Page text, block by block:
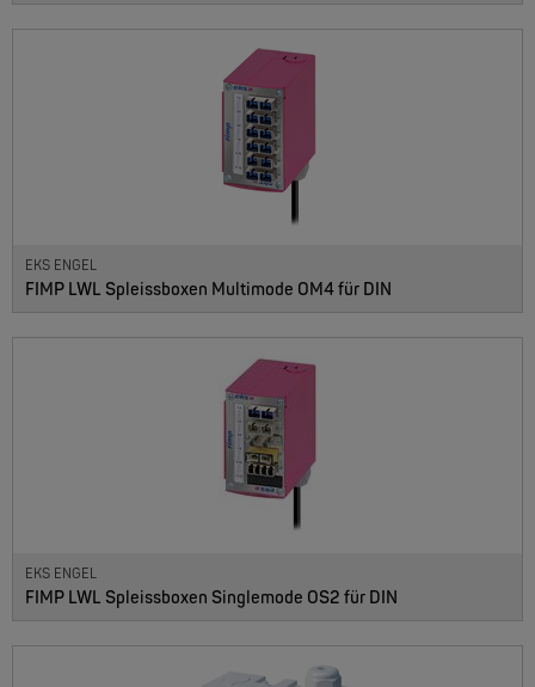
EKS ENGEL
FIMP LWL Spleissboxen Multimode OM4 für DIN
EKS ENGEL
FIMP LWL Spleissboxen Singlemode OS2 für DIN